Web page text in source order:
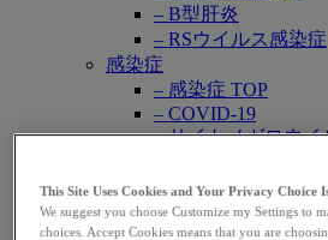
– B型肝炎
– RSウイルス感染症
感染症
– 感染症 TOP
– COVID-19
– サイトメガロウイ
– 真菌感染症
– グラム陰性菌感染
This Site Uses Cookies and Your Privacy Choice
We suggest you choose Customize my Settings to
choices. Accept Cookies means that you are